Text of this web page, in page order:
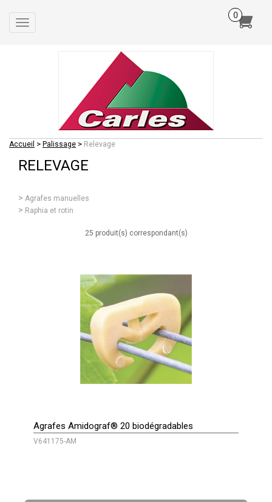
Toggle
navigation
Accueil > Palissage > Relevage
RELEVAGE
Agrafes manuelles
Raphia et rotin
25 produit(s) correspondant(s)
Agrafes Amidograf® 20 biodégradables
V641175-AM